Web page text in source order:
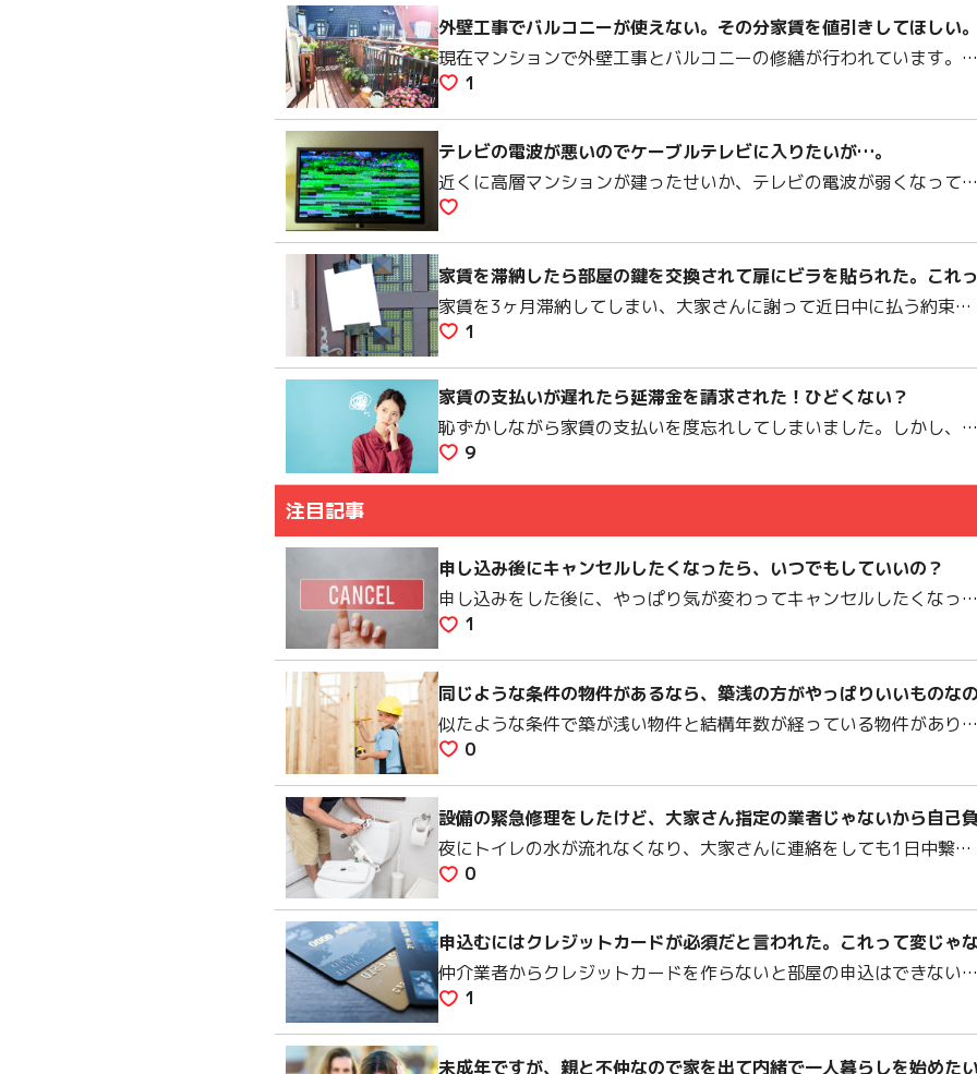
外壁工事でバルコニーが使えない。その分家賃を値引きしてほしい。
現在マンションで外壁工事とバルコニーの修繕が行われています。…
1
テレビの電波が悪いのでケーブルテレビに入りたいが…。
近くに高層マンションが建ったせいか、テレビの電波が弱くなって…
家賃を滞納したら部屋の鍵を交換されて扉にビラを貼られた。これ
家賃を3ヶ月滞納してしまい、大家さんに謝って近日中に払う約束…
1
家賃の支払いが遅れたら延滞金を請求された！ひどくない？
恥ずかしながら家賃の支払いを度忘れしてしまいました。しかし、…
9
注目記事
申し込み後にキャンセルしたくなったら、いつでもしていいの？
申し込みをした後に、やっぱり気が変わってキャンセルしたくなっ…
1
同じような条件の物件があるなら、築浅の方がやっぱりいいものな
似たような条件で築が浅い物件と結構年数が経っている物件があり…
0
設備の緊急修理をしたけど、大家さん指定の業者じゃないから自己負
夜にトイレの水が流れなくなり、大家さんに連絡をしても1日中繋…
0
申込むにはクレジットカードが必須だと言われた。これって変じゃ
仲介業者からクレジットカードを作らないと部屋の申込はできない…
1
未成年ですが、親と不仲なので家を出て内緒で一人暮らしを始めたい